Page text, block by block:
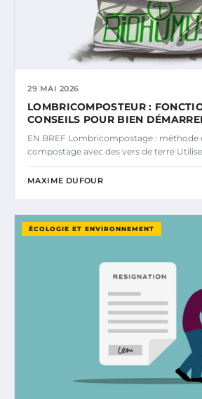
29 MAI 2026
LOMBRICOMPOSTEUR :
CONSEILS POUR BIEN
EN BREF Lombricompostage : méthode
compostage avec des vers de terre
MAXIME DUFOUR
ÉCOLOGIE ET ENVIRONNEMENT